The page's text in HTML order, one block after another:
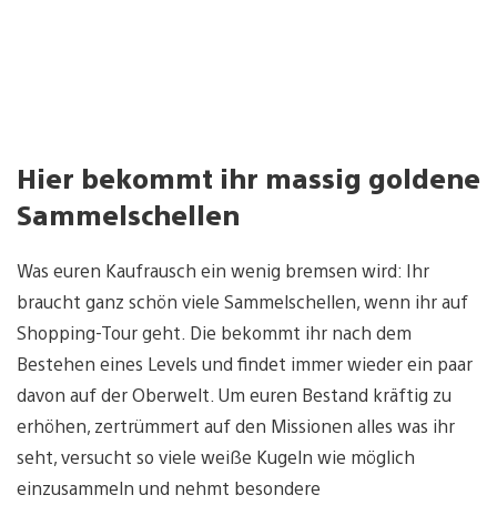
Hier bekommt ihr massig goldene
Sammelschellen
Was euren Kaufrausch ein wenig bremsen wird: Ihr
braucht ganz schön viele Sammelschellen, wenn ihr auf
Shopping-Tour geht. Die bekommt ihr nach dem
Bestehen eines Levels und findet immer wieder ein paar
davon auf der Oberwelt. Um euren Bestand kräftig zu
erhöhen, zertrümmert auf den Missionen alles was ihr
seht, versucht so viele weiße Kugeln wie möglich
einzusammeln und nehmt besondere